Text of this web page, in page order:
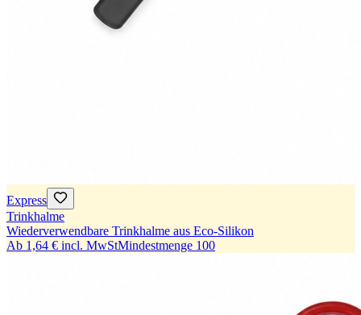
Express
Trinkhalme
Wiederverwendbare Trinkhalme aus Eco-Silikon
Ab 1,64 € incl. MwStMindestmenge 100